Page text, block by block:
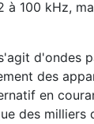
100 kHz,
d'ondes
des
en
des